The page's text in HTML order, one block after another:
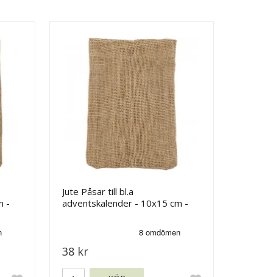
-
Jute Påsar till bl.a
adventskalender - 10x15 cm -
38 kr